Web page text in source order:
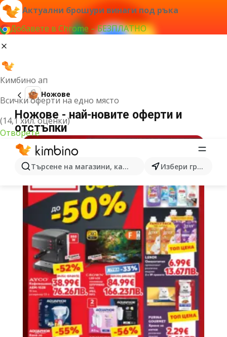
Актуални брошури винаги под ръка
Добавете в Chrome – БЕЗПЛАТНО
Кимбино ап
Всички оферти на едно място
(14,1 хил. оценки)
Отворете
Търсене на магазини, категории, продукти...Избери град
Ножове
Ножове - най-новите оферти и
отстъпки